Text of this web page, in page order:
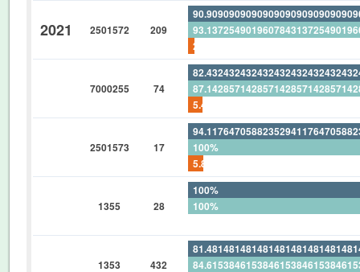
2021 2501572 209
7000255 74
2501573 17
100%
1355 28
100%
100%
1353 432